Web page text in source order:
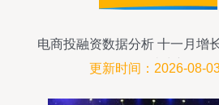
电商投融资数据分析 十一月增
成为新路标
更新时间：2026-08-